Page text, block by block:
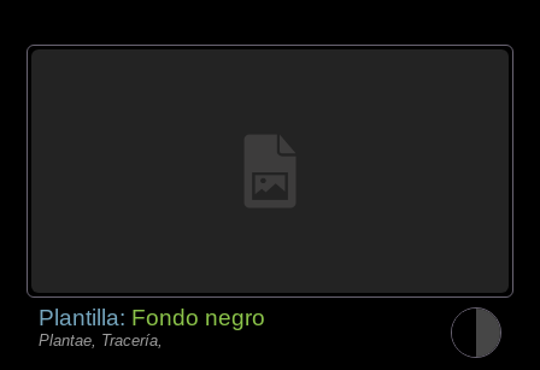
Plantilla: Fondo negro
Plantae, Tracería,